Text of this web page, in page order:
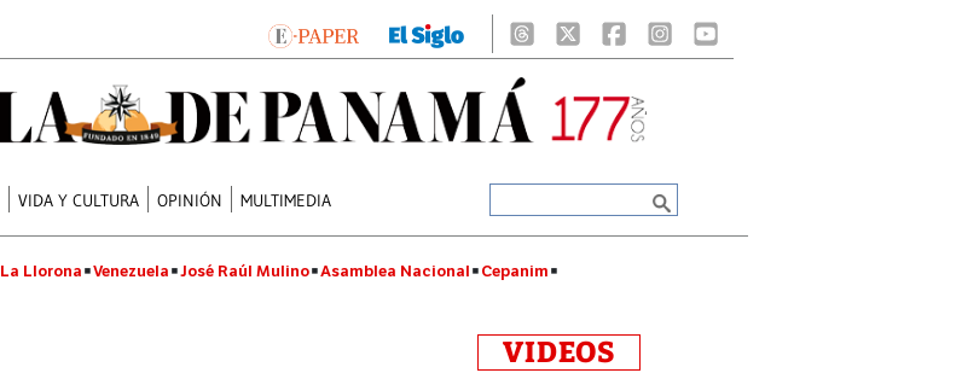
VIDA Y CULTURA OPINIÓN MULTIMEDIA
La Llorona Venezuela José Raúl Mulino Asamblea Nacional Cepanim
VIDEOS